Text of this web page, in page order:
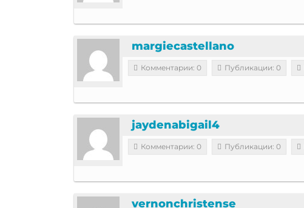
margiecastellano
Комментарии: 0 Публикации: 0
jaydenabigail4
Комментарии: 0 Публикации: 0
vernonchristense